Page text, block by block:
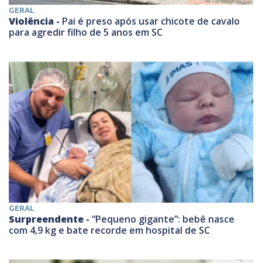
GERAL
Violência - Pai é preso após usar chicote de cavalo
para agredir filho de 5 anos em SC
GERAL
Surpreendente - “Pequeno gigante”: bebê nasce
com 4,9 kg e bate recorde em hospital de SC